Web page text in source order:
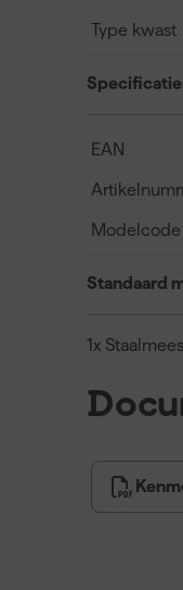
Type kwast
EAN
Modelcode
Standaard
1x